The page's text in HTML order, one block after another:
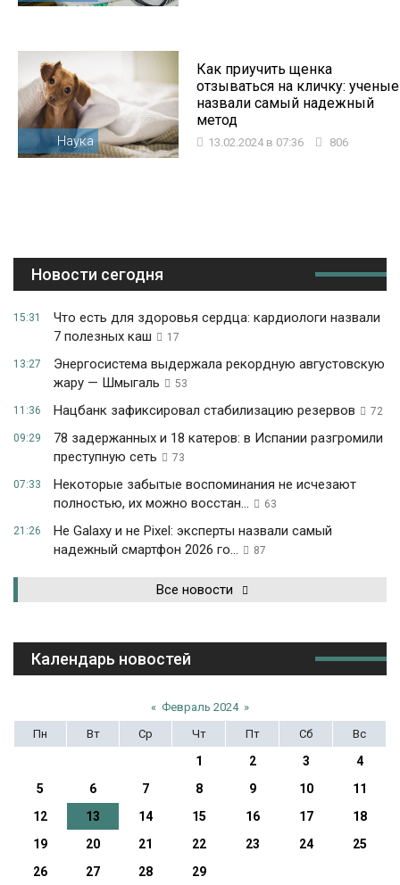
Наука
Как приучить щенка
отзываться на кличку: ученые
назвали самый надежный
метод
13.02.2024 в 07:36 806
Новости сегодня
15:31
Что есть для здоровья сердца: кардиологи назвали
7 полезных каш
17
13:27
Энергосистема выдержала рекордную августовскую
жару — Шмыгаль
53
11:36 Нацбанк зафиксировал стабилизацию резервов 72
09:29
78 задержанных и 18 катеров: в Испании разгромили
преступную сеть
73
07:33
Некоторые забытые воспоминания не исчезают
полностью, их можно восстан...
63
21:26
Не Galaxy и не Pixel: эксперты назвали самый
надежный смартфон 2026 го...
87
Все новости
Календарь новостей
« Февраль 2024 »
Пн
Вт Ср Чт Пт Сб Вс
1 2 3
4
5
6 7 8 9 10
11
12
13 14 15 16 17
18
19
20 21 22 23 24
25
26
27 28 29